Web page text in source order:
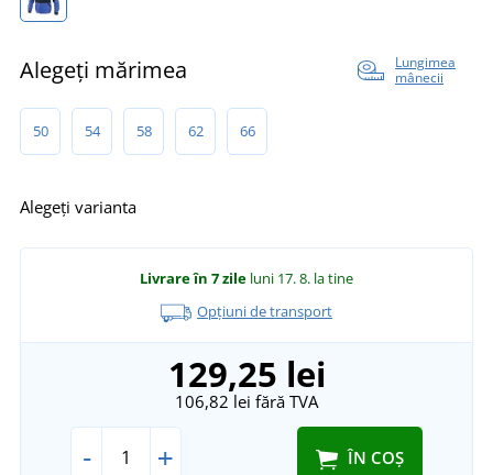
Alegeți mărimea
Lungimea
mânecii
50 54 58 62 66
Alegeți varianta
Livrare în 7 zile luni 17. 8. la tine
Opțiuni de transport
129,25 lei
106,82 lei fără TVA
- + ÎN COȘ